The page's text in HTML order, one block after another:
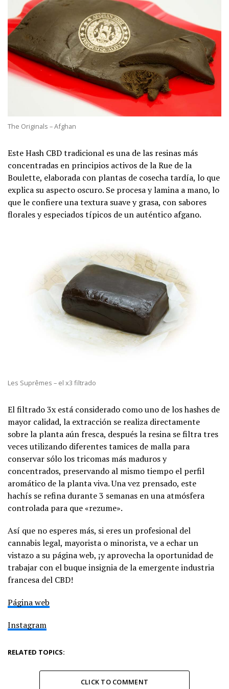
The Originals – Afghan
Este Hash CBD tradicional es una de las resinas más
concentradas en principios activos de la Rue de la
Boulette, elaborada con plantas de cosecha tardía, lo que
explica su aspecto oscuro. Se procesa y lamina a mano, lo
que le confiere una textura suave y grasa, con sabores
florales y especiados típicos de un auténtico afgano.
Les Suprêmes – el x3 filtrado
El filtrado 3x está considerado como uno de los hashes de
mayor calidad, la extracción se realiza directamente
sobre la planta aún fresca, después la resina se filtra tres
veces utilizando diferentes tamices de malla para
conservar sólo los tricomas más maduros y
concentrados, preservando al mismo tiempo el perfil
aromático de la planta viva. Una vez prensado, este
hachís se refina durante 3 semanas en una atmósfera
controlada para que «rezume».
Así que no esperes más, si eres un profesional del
cannabis legal, mayorista o minorista, ve a echar un
vistazo a su página web, ¡y aprovecha la oportunidad de
trabajar con el buque insignia de la emergente industria
francesa del CBD!
Página web
Instagram
RELATED TOPICS:
CLICK TO COMMENT